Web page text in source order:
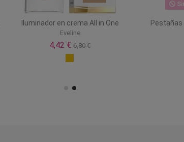
Iluminador en crema All in One
Eveline
4,42 €6,80 €
Pestañas